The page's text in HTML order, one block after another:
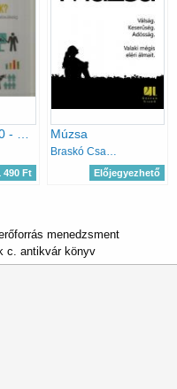
Vállalkozás 2.0 - Hogyan legyünk sikeres vállalkozók?
490 Ft
Múzsa
Braskó Csaba
Előjegyezhető
menedzsment
c. antikvár könyv